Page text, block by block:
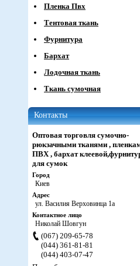
Пленка Пвх
Тентовая ткань
Фурнитура
Бархат
Лодочная ткань
Ткань сумочная
Контакты
Оптовая торговля сумочно-
рюкзачными тканями ,
ПВХ , бархат
для сумок
Город
Киев
Адрес
ул. Василия Верховинца 1а
Контактное лицо
Николай Шовгун
(067) 209-65-78
(044) 361-81-81
(044) 403-07-47